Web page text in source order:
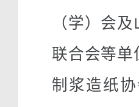
（学）会
联合会等单
制浆造纸